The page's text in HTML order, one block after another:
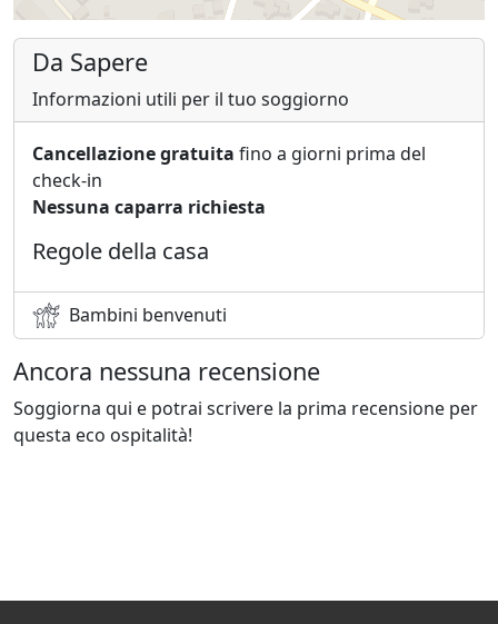
Da Sapere
Informazioni utili per il tuo soggiorno
Cancellazione gratuita fino a giorni prima del
check-in
Nessuna caparra richiesta
Regole della casa
Bambini benvenuti
Ancora nessuna recensione
Soggiorna qui e potrai scrivere la prima recensione per
questa eco ospitalità!